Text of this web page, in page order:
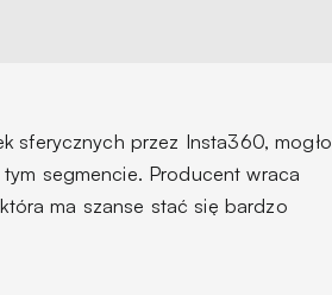
sferycznych przez Insta360, mogło
segmencie. Producent wraca
ma szanse stać się bardzo